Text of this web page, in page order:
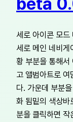
세로 아이콘 모
세로 메인 네비
황 부분을 통해서
고 앨범아트로 여
다. 가운데 부분
화 됨밑의 색상바
분을 클릭하면